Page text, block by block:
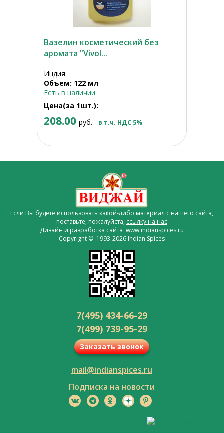
Вазелин косметический без
аромата "Vivol...
Индия
Объем: 122 мл
Есть в наличии
Цена(за 1шт.):
208.00 руб. в т.ч. НДС 5%
Если Вы будете использовать какой-либо материал с нашего сайта,
поставьте, пожалуйста, ссылку на нас
Дизайн и разработка сайта www.indianspices.ru
Copyright © 1993-2026 Indian Spices
7(495) 434-66-29
7(499) 739-95-29
Заказать звонок
mail@indianspices.ru
Подписка на новости